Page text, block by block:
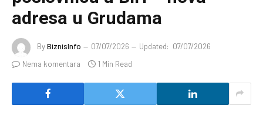
adresa u Grudama
ByBiznisInfo 07/07/2026 Updated: 07/07/2026
Nema komentara
1 Min Read